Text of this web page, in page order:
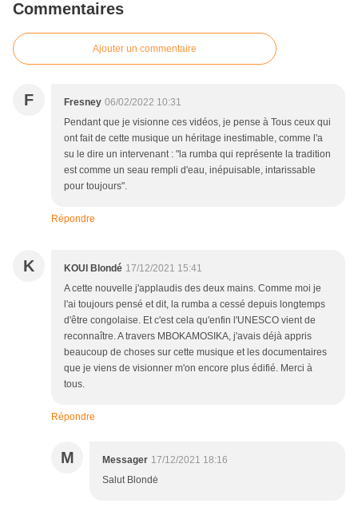
Commentaires
Ajouter un commentaire
F Fresney 06/02/2022 10:31
Pendant que je visionne ces vidéos, je pense à Tous ceux qui
ont fait de cette musique un héritage inestimable, comme l'a
su le dire un intervenant : "la rumba qui représente la tradition
est comme un seau rempli d'eau, inépuisable, intarissable
pour toujours".
Répondre
K KOUI Blondé 17/12/2021 15:41
A cette nouvelle j'applaudis des deux mains. Comme moi je
l'ai toujours pensé et dit, la rumba a cessé depuis longtemps
d'être congolaise. Et c'est cela qu'enfin l'UNESCO vient de
reconnaître. A travers MBOKAMOSIKA, j'avais déjà appris
beaucoup de choses sur cette musique et les documentaires
que je viens de visionner m'on encore plus édifié. Merci à
tous.
Répondre
M Messager 17/12/2021 18:16
Salut Blondė